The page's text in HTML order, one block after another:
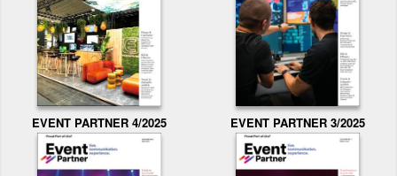
EVENT PARTNER 4/2025 EVENT PARTNER 3/2025